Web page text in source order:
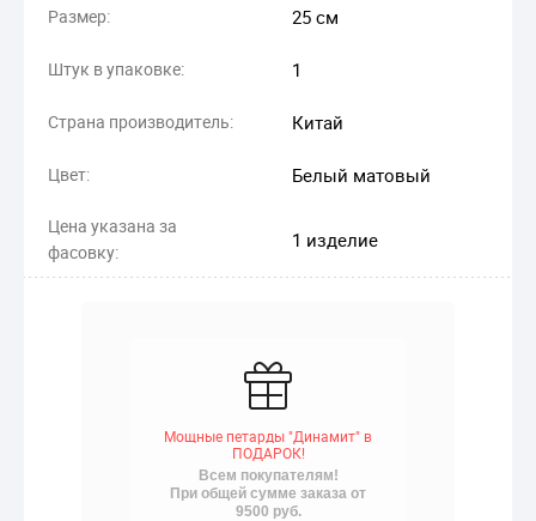
Размер: 25 см
Штук в упаковке: 1
Страна производитель: Китай
Цвет: Белый матовый
Цена указана за
фасовку:
1 изделие
Мощные петарды "Динамит" в
ПОДАРОК!
Всем покупателям!
При общей сумме заказа от
9500 руб.